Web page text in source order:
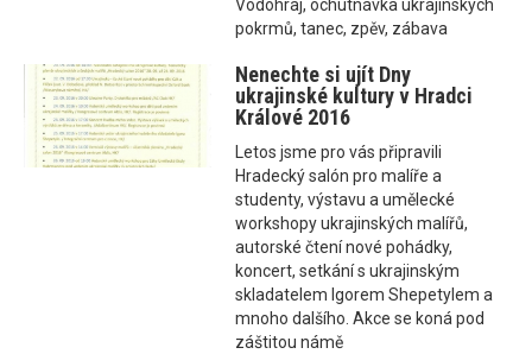
Vodohraj, ochutnávka ukrajinských
pokrmů, tanec, zpěv, zábava
Nenechte si ujít Dny
ukrajinské kultury v Hradci
Králové 2016
Letos jsme pro vás připravili
Hradecký salón pro malíře a
studenty, výstavu a umělecké
workshopy ukrajinských malířů,
autorské čtení nové pohádky,
koncert, setkání s ukrajinským
skladatelem Igorem Shepetylem a
mnoho dalšího. Akce se koná pod
záštitou námě